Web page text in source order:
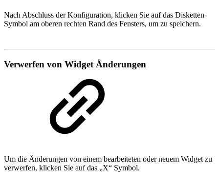
Nach Abschluss der Konfiguration, klicken Sie auf das Disketten-
Symbol am oberen rechten Rand des Fensters, um zu speichern.
Verwerfen von Widget Änderungen
Um die Änderungen von einem bearbeiteten oder neuem Widget zu
verwerfen, klicken Sie auf das „X“ Symbol.